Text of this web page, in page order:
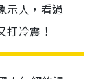
示人，看過
冷震！